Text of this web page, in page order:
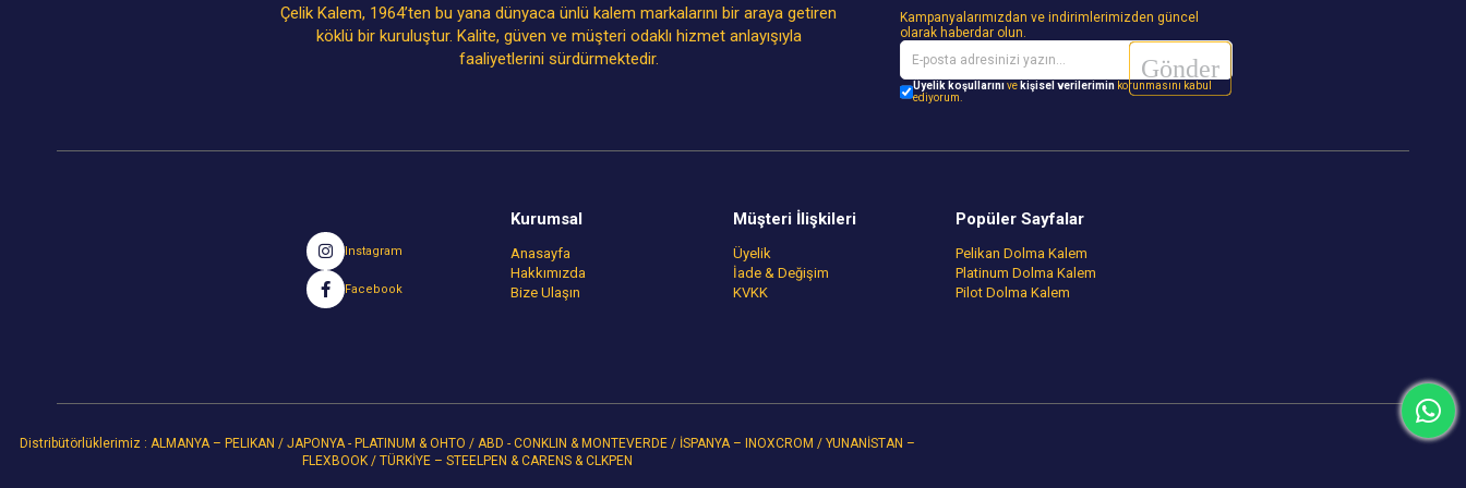
Çelik Kalem, 1964’ten bu yana dünyaca ünlü kalem markalarını bir araya getiren
köklü bir kuruluştur. Kalite, güven ve müşteri odaklı hizmet anlayışıyla
faaliyetlerini sürdürmektedir.
Kampanyalarımızdan ve indirimlerimizden güncel
olarak haberdar olun.
Gönder
Üyelik koşullarınıve kişisel verileriminkorunmasını kabul
ediyorum.
Instagram
Facebook
Kurumsal
Anasayfa
Hakkımızda
Bize Ulaşın
Müşteri İlişkileri
Üyelik
İade & Değişim
KVKK
Popüler Sayfalar
Pelikan Dolma Kalem
Platinum Dolma Kalem
Pilot Dolma Kalem
Distribütörlüklerimiz : ALMANYA – PELIKAN / JAPONYA - PLATINUM & OHTO / ABD - CONKLIN & MONTEVERDE / İSPANYA – INOXCROM / YUNANİSTAN –
FLEXBOOK / TÜRKİYE – STEELPEN & CARENS & CLKPEN